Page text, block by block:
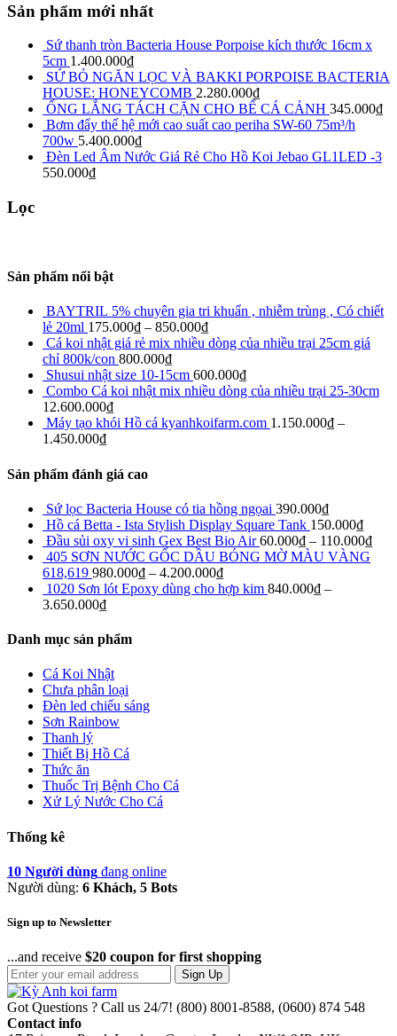
Sản phẩm mới nhất
Sứ thanh tròn Bacteria House Porpoise kích thước 16cm x
5cm 1.400.000₫
SỨ BỎ NGĂN LỌC VÀ BAKKI PORPOISE BACTERIA
HOUSE: HONEYCOMB 2.280.000₫
ỐNG LẮNG TÁCH CẶN CHO BỂ CÁ CẢNH 345.000₫
Bơm đẩy thế hệ mới cao suất cao periha SW-60 75m³/h
700w 5.400.000₫
Đèn Led Âm Nước Giá Rẻ Cho Hồ Koi Jebao GL1LED -3
550.000₫
Lọc
Sản phẩm nổi bật
BAYTRIL 5% chuyên gia tri khuẩn , nhiễm trùng , Có chiết
lẻ 20ml 175.000₫ – 850.000₫
Cá koi nhật giá rẻ mix nhiều dòng của nhiều trại 25cm giá
chỉ 800k/con 800.000₫
Shusui nhật size 10-15cm 600.000₫
Combo Cá koi nhật mix nhiều dòng của nhiều trại 25-30cm
12.600.000₫
Máy tạo khói Hồ cá kyanhkoifarm.com 1.150.000₫ –
1.450.000₫
Sản phẩm đánh giá cao
Sứ lọc Bacteria House có tia hồng ngọai 390.000₫
Hồ cá Betta - Ista Stylish Display Square Tank 150.000₫
Đầu sủi oxy vi sinh Gex Best Bio Air 60.000₫ – 110.000₫
405 SƠN NƯỚC GỐC DẦU BÓNG MỜ MÀU VÀNG
618,619 980.000₫ – 4.200.000₫
1020 Sơn lót Epoxy dùng cho hợp kim 840.000₫ –
3.650.000₫
Danh mục sản phẩm
Cá Koi Nhật
Chưa phân loại
Đèn led chiếu sáng
Sơn Rainbow
Thanh lý
Thiết Bị Hồ Cá
Thức ăn
Thuốc Trị Bệnh Cho Cá
Xử Lý Nước Cho Cá
Thống kê
10 Người dùng đang online
Người dùng: 6 Khách, 5 Bots
Sign up to Newsletter
...and receive $20 coupon for first shopping
Sign Up
Got Questions ? Call us 24/7! (800) 8001-8588, (0600) 874 548
Contact info